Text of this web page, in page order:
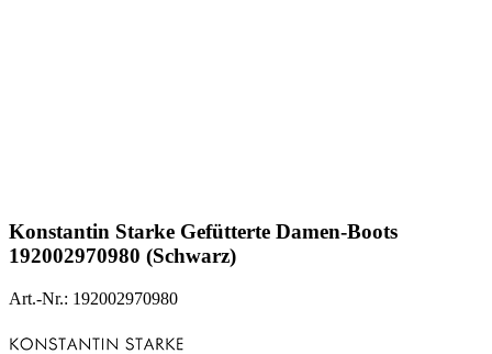
Konstantin Starke Gefütterte Damen-Boots
192002970980 (Schwarz)
Art.-Nr.: 192002970980